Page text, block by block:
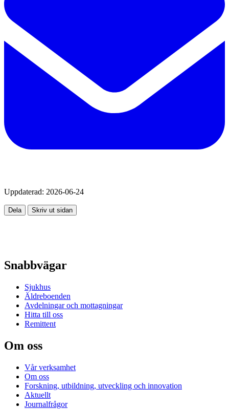
Uppdaterad: 2026-06-24
Dela Skriv ut sidan
Snabbvägar
Sjukhus
Äldreboenden
Avdelningar och mottagningar
Hitta till oss
Remittent
Om oss
Vår verksamhet
Om oss
Forskning, utbildning, utveckling och innovation
Aktuellt
Journalfrågor